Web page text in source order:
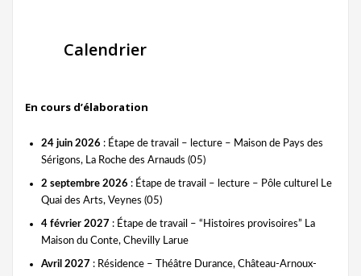
Calendrier
En cours d’élaboration
24 juin 2026 : Étape de travail – lecture – Maison de Pays des
Sérigons, La Roche des Arnauds (05)
2 septembre 2026 : Étape de travail – lecture – Pôle culturel Le
Quai des Arts, Veynes (05)
4 février 2027 : Étape de travail – “Histoires provisoires” La
Maison du Conte, Chevilly Larue
Avril 2027 : Résidence – Théâtre Durance, Château-Arnoux-